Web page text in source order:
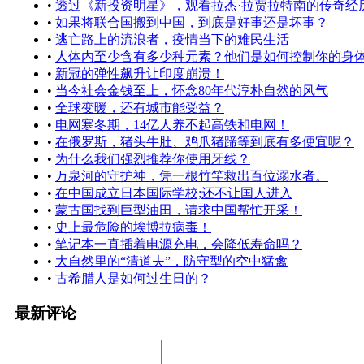
• 透过《新投资明星》，观看拉杰·拉贾拉特南的传奇经
• 如果将联合国搬到中国，到底是好事还是坏事？
• 逃亡路上的流浪者，疫情当下的难民生活
• 人体内至少含有多少种元素？他们是如何控制你的身
• 新冠的弹性飙升让印度崩溃！
• 当今社会金钱至上，怀念80年代淳朴自然的风气
• 全球变暖，还有城市能受益？
• 电网寒冬期，14亿人养不起高铁和电网！
• 在俄罗斯，猪头牛肚、鸡爪猪蹄等到底有多便宜呢？
• 为什么我们强烈推荐你使用牙线？
• 万泉河的守护神，凭一根竹竿救出百位溺水者。
• 在中国成立日本国际学校;还不让国人进入
• 蒙古国找到巨型油田，请求中国帮忙开采！
• 史上最危险的埃博拉病毒！
• 笔记本一直插着电源充电，会降低寿命吗？
• 大自然里的“清道夫”，防守型的空中猛禽
• 古希腊人是如何过生日的？
最新评论